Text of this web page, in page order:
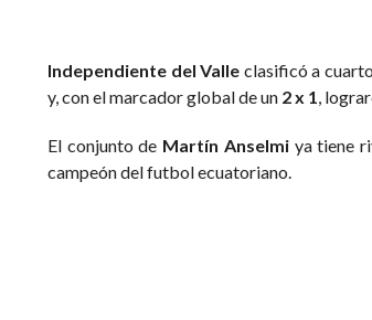
Independiente del Valle clasificó a
y, con el marcador global de un 2 x 1,
El conjunto de Martín Anselmiya tiene
campeón del futbol ecuatoriano.